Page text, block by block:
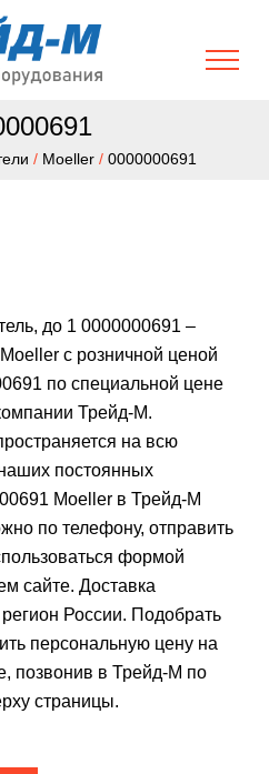
/ Moeller / 0000000691
до 1 0000000691 –
с розничной ценой
по специальной цене
Трейд-М.
на всю
постоянных
Moeller в Трейд-М
по телефону, отправить
формой
сайте. Доставка
России. Подобрать
персональную цену на
позвонив в Трейд-М по
страницы.